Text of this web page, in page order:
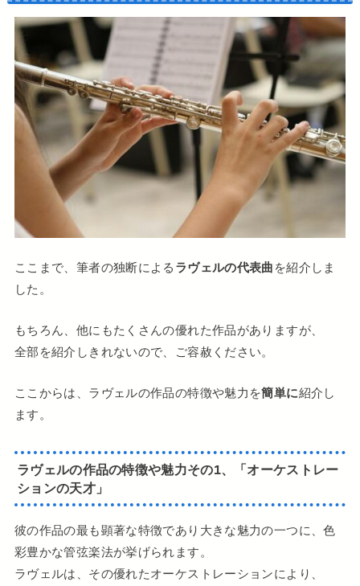
ここまで、筆者の独断によるラヴェルの代表曲を紹介しま
した。
もちろん、他にもたくさんの優れた作品がありますが、
全部を紹介しきれないので、ご容赦ください。
ここからは、ラヴェルの作品の特徴や魅力を簡単に紹介し
ます。
ラヴェルの作品の特徴や魅力その1、「オーケストレー
ションの天才」
彼の作品の最も顕著な特徴であり大きな魅力の一つに、色
彩豊かな管弦楽法が挙げられます。
ラヴェルは、その優れたオーケストレーションにより、